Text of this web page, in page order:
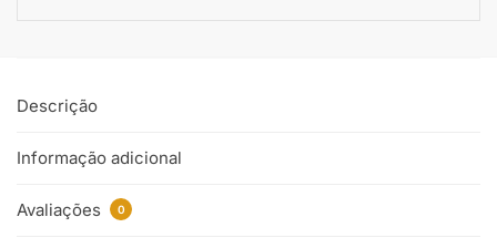
Descrição
Informação adicional
Avaliações 0